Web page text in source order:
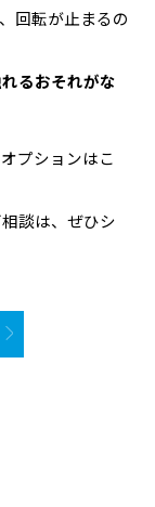
回転が止まるの
るおそれがな
プションはこ
談は、ぜひシ